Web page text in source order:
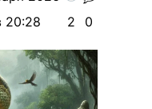
20:28
2
0